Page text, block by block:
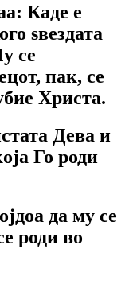
Каде е
ѕвездата
се
пак, се
Христа.
Дева и
Го роди
да му се
роди во